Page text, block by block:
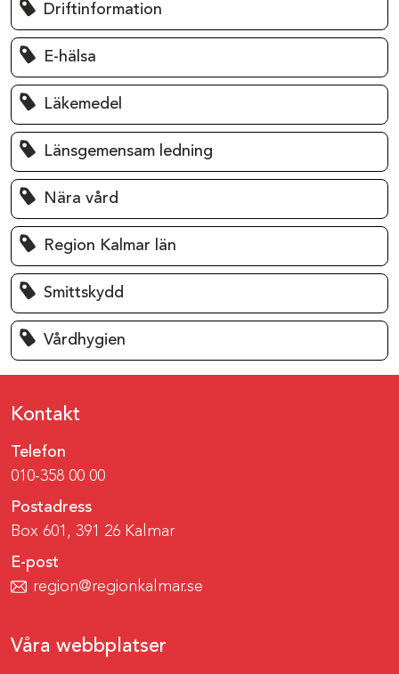
Driftinformation
E-hälsa
Läkemedel
Länsgemensam ledning
Nära vård
Region Kalmar län
Smittskydd
Vårdhygien
Kontakt
Telefon
010-358 00 00
Postadress
Box 601, 391 26 Kalmar
E-post
region@regionkalmar.se
Våra webbplatser